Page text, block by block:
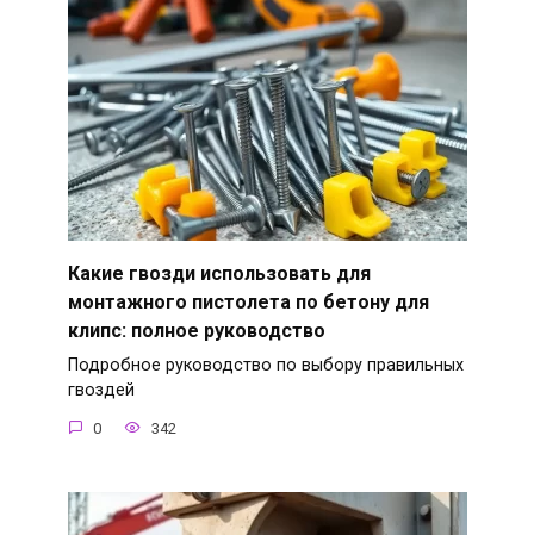
Какие гвозди использовать для
монтажного пистолета по бетону для
клипс: полное руководство
Подробное руководство по выбору правильных
гвоздей
0 342